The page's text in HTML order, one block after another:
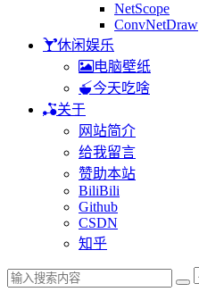
NetScope
ConvNetDraw
休闲娱乐
电脑壁纸
今天吃啥
关于
网站简介
给我留言
赞助本站
BiliBili
Github
CSDN
知乎